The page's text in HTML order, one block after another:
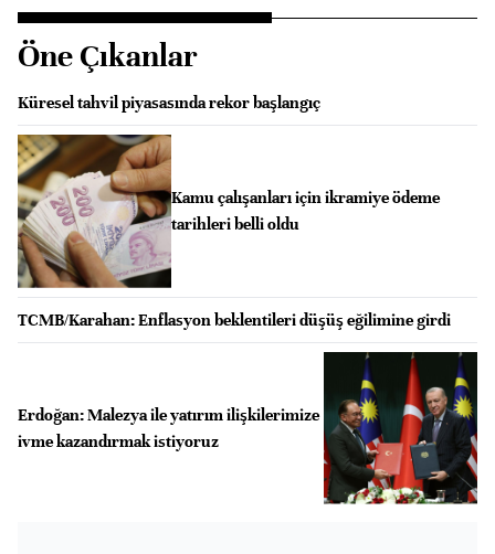
Öne Çıkanlar
Küresel tahvil piyasasında rekor başlangıç
Kamu çalışanları için ikramiye ödeme
tarihleri belli oldu
TCMB/Karahan: Enflasyon beklentileri düşüş eğilimine girdi
Erdoğan: Malezya ile yatırım ilişkilerimize
ivme kazandırmak istiyoruz